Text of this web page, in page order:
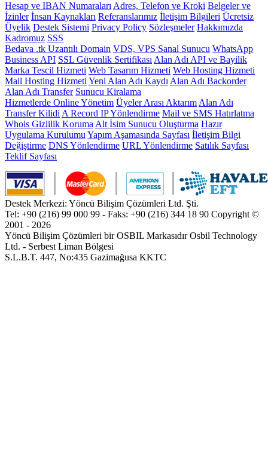
Hesap ve IBAN Numaraları Adres, Telefon ve Kroki Belgeler ve
İzinler İnsan Kaynakları Referanslarımız İletişim Bilgileri Ücretsiz
Üyelik Destek Sistemi Privacy Policy Sözleşmeler Hakkımızda
Kadromuz SSS
Bedava .tk Uzantılı Domain VDS, VPS Sanal Sunucu WhatsApp
Business API SSL Güvenlik Sertifikası Alan Adı API ve Bayilik
Marka Tescil Hizmeti Web Tasarım Hizmeti Web Hosting Hizmeti
Mail Hosting Hizmeti Yeni Alan Adı Kaydı Alan Adı Backorder
Alan Adı Transfer Sunucu Kiralama
Hizmetlerde Online Yönetim Üyeler Arası Aktarım Alan Adı
Transfer Kilidi A Record IP Yönlendirme Mail ve SMS Hatırlatma
Whois Gizlilik Koruma Alt İsim Sunucu Oluşturma Hazır
Uygulama Kurulumu Yapım Aşamasında Sayfası İletişim Bilgi
Değiştirme DNS Yönlendirme URL Yönlendirme Satılık Sayfası
Teklif Sayfası
Destek Merkezi: Yöncü Bilişim Çözümleri Ltd. Şti.
Tel: +90 (216) 99 000 99 - Faks: +90 (216) 344 18 90 Copyright ©
2001 - 2026
Yöncü Bilişim Çözümleri bir OSBIL Markasıdır Osbil Technology
Ltd. - Serbest Liman Bölgesi
S.L.B.T. 447, No:435 Gazimağusa KKTC